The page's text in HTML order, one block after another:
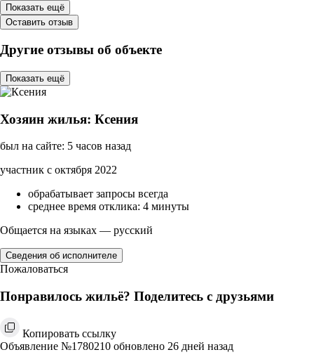
Показать ещё
Оставить отзыв
Другие отзывы об объекте
Показать ещё
Хозяин жилья: Ксения
был на сайте: 5 часов назад
участник с октября 2022
обрабатывает запросы всегда
среднее время отклика: 4 минуты
Общается на языках — русский
Сведения об исполнителе
Пожаловаться
Понравилось жильё? Поделитесь с друзьями
Копировать ссылку
Объявление №1780210 обновлено 26 дней назад